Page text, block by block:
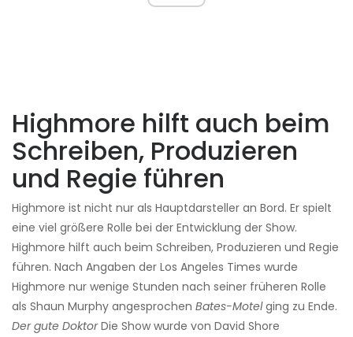
Highmore hilft auch beim
Schreiben, Produzieren
und Regie führen
Highmore ist nicht nur als Hauptdarsteller an Bord. Er spielt
eine viel größere Rolle bei der Entwicklung der Show.
Highmore hilft auch beim Schreiben, Produzieren und Regie
führen. Nach Angaben der Los Angeles Times wurde
Highmore nur wenige Stunden nach seiner früheren Rolle
als Shaun Murphy angesprochen Bates-Motelging zu Ende.
Der gute DoktorDie Show wurde von David Shore